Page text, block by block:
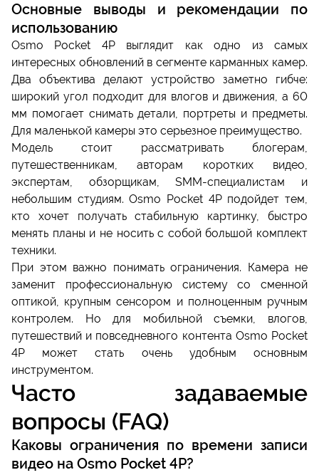
Основные выводы и рекомендации по
использованию
Osmo Pocket 4P выглядит как одно из самых
интересных обновлений в сегменте карманных камер.
Два объектива делают устройство заметно гибче:
широкий угол подходит для влогов и движения, а 60
мм помогает снимать детали, портреты и предметы.
Для маленькой камеры это серьезное преимущество.
Модель стоит рассматривать блогерам,
путешественникам, авторам коротких видео,
экспертам, обзорщикам, SMM-специалистам и
небольшим студиям. Osmo Pocket 4P подойдет тем,
кто хочет получать стабильную картинку, быстро
менять планы и не носить с собой большой комплект
техники.
При этом важно понимать ограничения. Камера не
заменит профессиональную систему со сменной
оптикой, крупным сенсором и полноценным ручным
контролем. Но для мобильной съемки, влогов,
путешествий и повседневного контента Osmo Pocket
4P может стать очень удобным основным
инструментом.
Часто задаваемые
вопросы (FAQ)
Каковы ограничения по времени записи
видео на Osmo Pocket 4P?